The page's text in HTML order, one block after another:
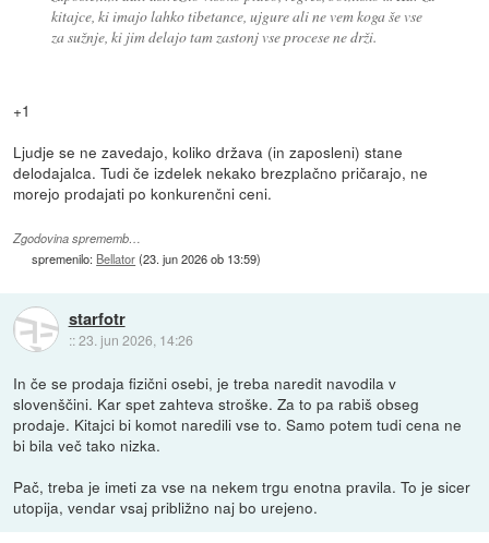
kitajce, ki imajo lahko tibetance, ujgure ali ne vem koga še vse
za sužnje, ki jim delajo tam zastonj vse procese ne drži.
+1
Ljudje se ne zavedajo, koliko država (in zaposleni) stane
delodajalca. Tudi če izdelek nekako brezplačno pričarajo, ne
morejo prodajati po konkurenčni ceni.
Zgodovina sprememb…
spremenilo: Bellator(23. jun 2026 ob 13:59)
starfotr
::23. jun 2026, 14:26
In če se prodaja fizični osebi, je treba naredit navodila v
slovenščini. Kar spet zahteva stroške. Za to pa rabiš obseg
prodaje. Kitajci bi komot naredili vse to. Samo potem tudi cena ne
bi bila več tako nizka.
Pač, treba je imeti za vse na nekem trgu enotna pravila. To je sicer
utopija, vendar vsaj približno naj bo urejeno.